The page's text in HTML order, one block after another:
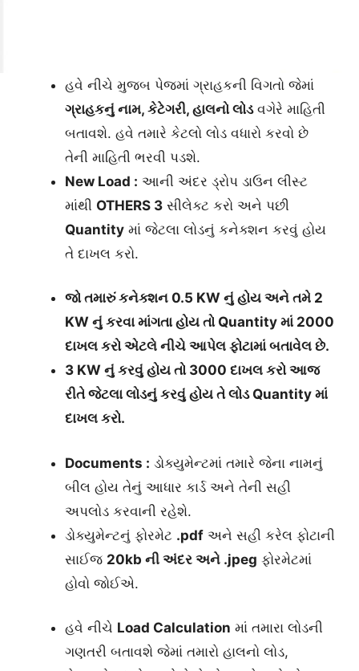
હવે નીચે મુજબ પેજમાં ગ્રાહકની વિગતો જેમાં
ગ્રાહકનું નામ, કેટેગરી, હાલનો લોડવગેરે માહિતી
બતાવશે. હવે તમારે કેટલો લોડ વધારો કરવો છે
તેની માહિતી ભરવી પડશે.
New Load : આની અંદર ડ્રોપ ડાઉન લીસ્ટ
માંથી OTHERS 3 સીલેક્ટ કરો અને પછી
Quantity માં જેટલા લોડનું કનેક્શન કરવું હોય
તે દાખલ કરો.
જો તમારું કનેક્શન 0.5 KW નું હોય અને તમે 2
KW નું કરવા માંગતા હોય તો Quantity માં 2000
દાખલ કરો એટલે નીચે આપેલ ફોટામાં બતાવેલ છે.
3 KW નું કરવું હોય તો 3000 દાખલ કરો આજ
રીતે જેટલા લોડનું કરવું હોય તે લોડ Quantity માં
દાખલ કરો.
Documents : ડોક્યુમેન્ટમાં તમારે જેના નામનું
બીલ હોય તેનું આધાર કાર્ડ અને તેની સહી
અપલોડ કરવાની રહેશે.
ડોક્યુમેન્ટનું ફોરમેટ .pdf અને સહી કરેલ ફોટાની
સાઈજ 20kb ની અંદર અને .jpeg ફોરમેટમાં
હોવો જોઈએ.
હવે નીચે Load Calculation માં તમારા લોડની
ગણતરી બતાવશે જેમાં તમારો હાલનો લોડ,